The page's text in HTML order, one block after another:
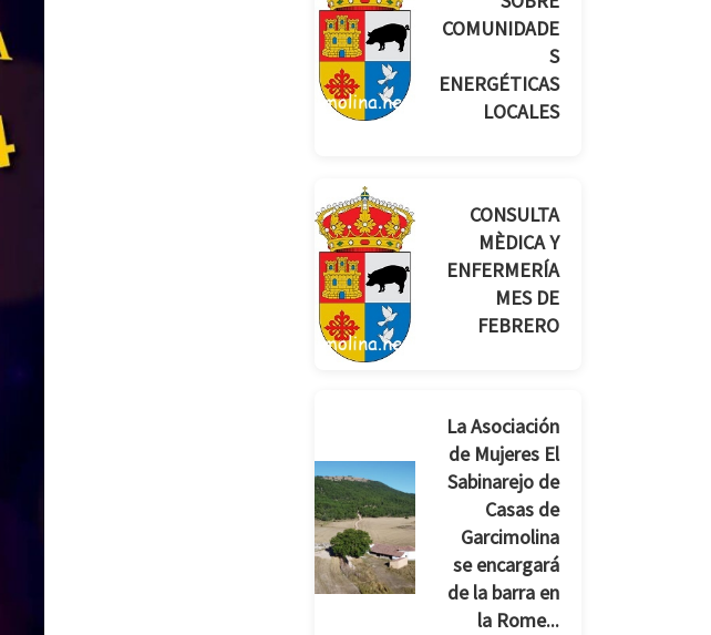
COMUNIDADE
S
ENERGÉTICAS
LOCALES
CONSULTA
MÈDICA Y
ENFERMERÍA
MES DE
FEBRERO
La Asociación
de Mujeres El
Sabinarejo de
Casas de
Garcimolina
se encargará
de la barra en
la Rome...